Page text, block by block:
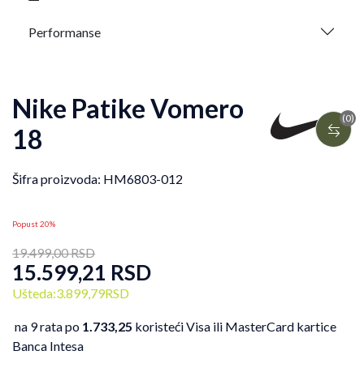
(0)
Performanse
Nike Patike Vomero
18
Šifra proizvoda: HM6803-012
Popust 20%
19.499,00RSD
15.599,21 RSD
Ušteda:3.899,79RSD
na 9 rata po 1.733,25 koristeći Visa ili MasterCard kartice
Banca Intesa